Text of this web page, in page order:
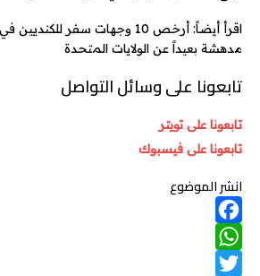
مدهشة بعيداً عن الولايات المتحدة
تابعونا على وسائل التواصل
تابعونا على تويتر
تابعونا على فيسبوك
انشر الموضوع
F
a
W